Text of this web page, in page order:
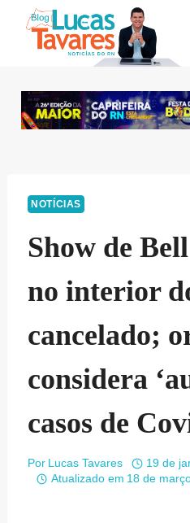
NOTÍCIAS
Show de
no interior
cancelado;
considera
casos de
Por Lucas Tavares
19 de
Atualizado em 18 de